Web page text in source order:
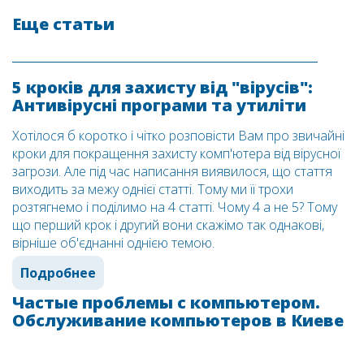
Еще статьи
5 кроків для захисту від "вірусів":
Антивірусні програми та утиліти
Хотілося б коротко і чітко розповісти Вам про звичайні
кроки для покращення захисту комп'ютера від вірусної
загрози. Але під час написання виявилося, що стаття
виходить за межу однієї статті. Тому ми її трохи
розтягнемо і поділимо на 4 статті. Чому 4 а не 5? Тому
що перший крок і другий вони скажімо так однакові,
вірніше об'єднанні однією темою.
Подробнее
Частые проблемы с компьютером.
Обслуживание компьютеров в Киеве